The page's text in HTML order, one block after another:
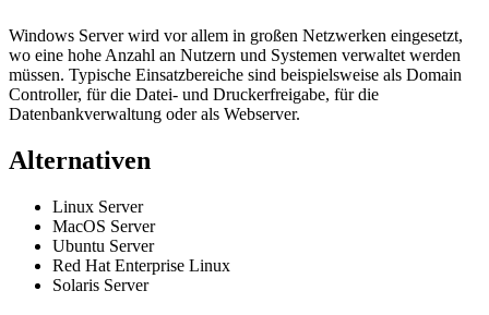
Windows Server wird vor allem in großen Netzwerken eingesetzt,
wo eine hohe Anzahl an Nutzern und Systemen verwaltet werden
müssen. Typische Einsatzbereiche sind beispielsweise als Domain
Controller, für die Datei- und Druckerfreigabe, für die
Datenbankverwaltung oder als Webserver.
Alternativen
Linux Server
MacOS Server
Ubuntu Server
Red Hat Enterprise Linux
Solaris Server